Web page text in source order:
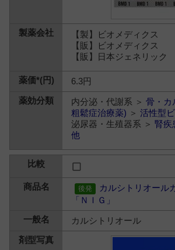
【製】ビオメディクス
【販】ビオメディクス
【販】日本ジェネリック
6.3円
内分泌・代謝系 ＞骨・カ
粗鬆症治療薬) ＞活性型
泌尿器・生殖器系 ＞腎疾
他
カルシトリオール
「ＮＩＧ」
カルシトリオール